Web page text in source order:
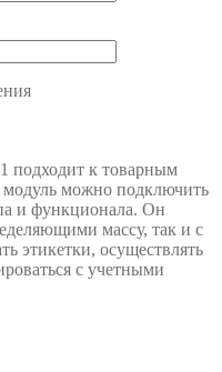
подходит к товарным
можно подключить
и функционала. Он
массу, так и с
этикетки, осуществлять
с учетными